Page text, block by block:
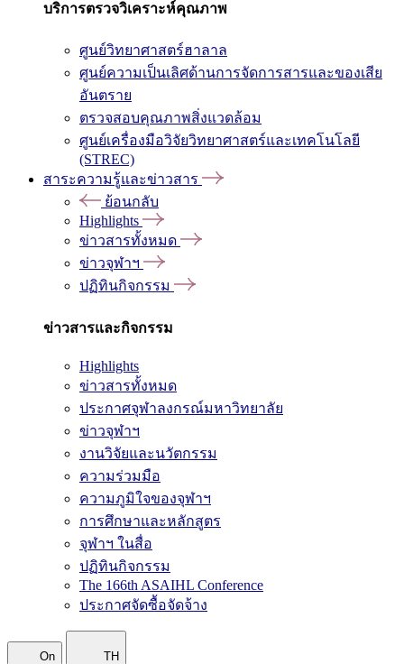
บริการตรวจวิเคราะห์คุณภาพ
ศูนย์วิทยาศาสตร์ฮาลาล
ศูนย์ความเป็นเลิศด้านการจัดการสารและของเสีย
อันตราย
ตรวจสอบคุณภาพสิ่งแวดล้อม
ศูนย์เครื่องมือวิจัยวิทยาศาสตร์และเทคโนโลยี
(STREC)
สาระความรู้และข่าวสาร
ย้อนกลับ
Highlights
ข่าวสารทั้งหมด
ข่าวจุฬาฯ
ปฏิทินกิจกรรม
ข่าวสารและกิจกรรม
Highlights
ข่าวสารทั้งหมด
ประกาศจุฬาลงกรณ์มหาวิทยาลัย
ข่าวจุฬาฯ
งานวิจัยและนวัตกรรม
ความร่วมมือ
ความภูมิใจของจุฬาฯ
การศึกษาและหลักสูตร
จุฬาฯ ในสื่อ
ปฏิทินกิจกรรม
The 166th ASAIHL Conference
ประกาศจัดซื้อจัดจ้าง
On TH